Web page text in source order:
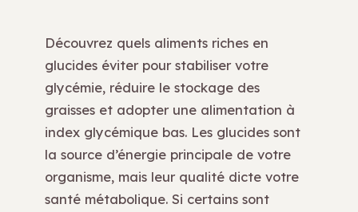
Découvrez quels aliments riches en
glucides éviter pour stabiliser votre
glycémie, réduire le stockage des
graisses et adopter une alimentation à
index glycémique bas. Les glucides sont
la source d’énergie principale de votre
organisme, mais leur qualité dicte votre
santé métabolique. Si certains sont